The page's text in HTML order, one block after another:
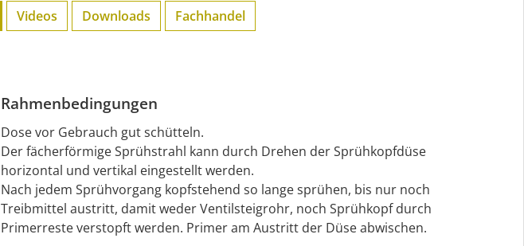
Videos Downloads Fachhandel
Rahmenbedingungen
Dose vor Gebrauch gut schütteln.
Der fächerförmige Sprühstrahl kann durch Drehen der Sprühkopfdüse
horizontal und vertikal eingestellt werden.
Nach jedem Sprühvorgang kopfstehend so lange sprühen, bis nur noch
Treibmittel austritt, damit weder Ventilsteigrohr, noch Sprühkopf durch
Primerreste verstopft werden. Primer am Austritt der Düse abwischen.